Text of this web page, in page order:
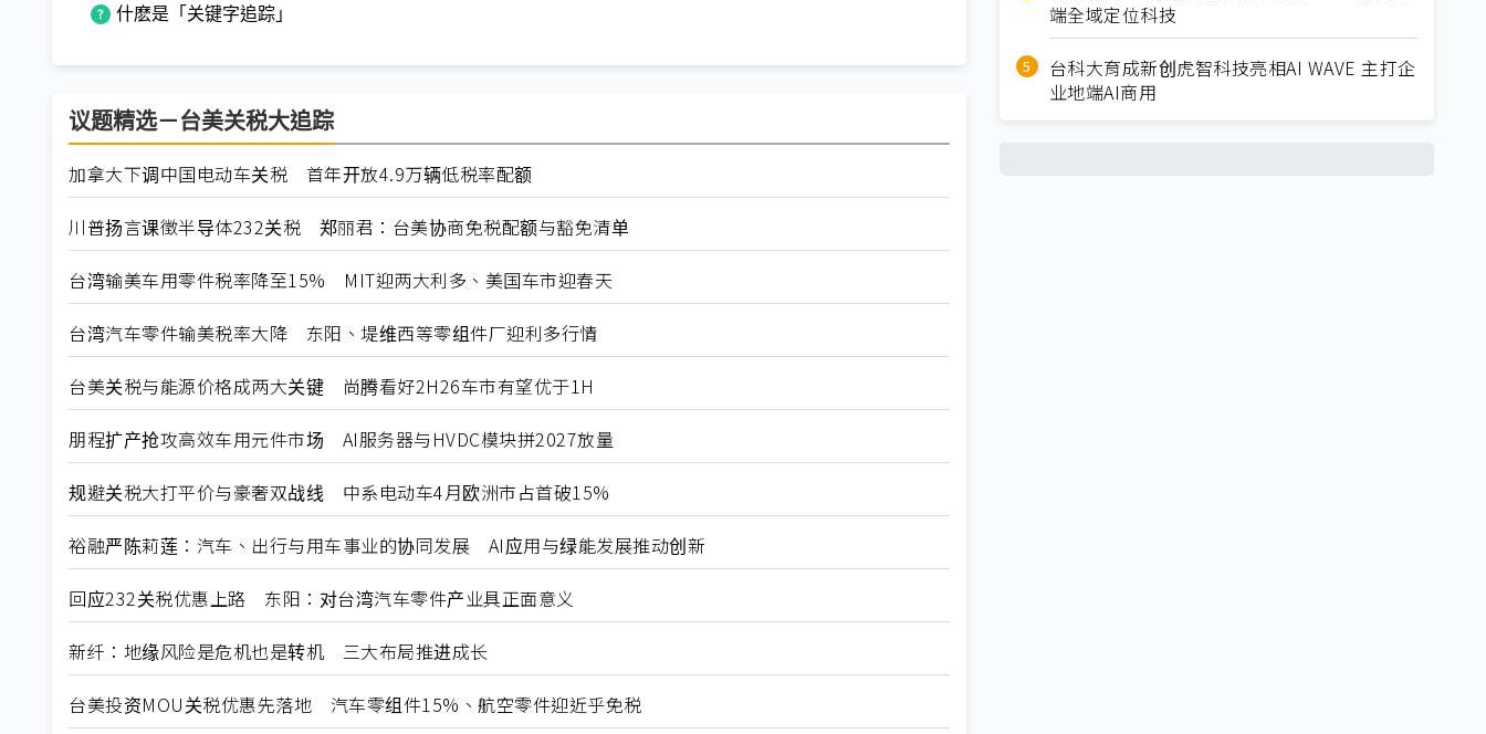
什麽是「关键字追踪」
议题精选－台美关税大追踪
加拿大下调中国电动车关税 首年开放4.9万辆低税率配额
川普扬言课徵半导体232关税 郑丽君：台美协商免税配额与豁免清单
台湾输美车用零件税率降至15% MIT迎两大利多、美国车市迎春天
台湾汽车零件输美税率大降 东阳、堤维西等零组件厂迎利多行情
台美关税与能源价格成两大关键 尚腾看好2H26车市有望优于1H
朋程扩产抢攻高效车用元件市场 AI服务器与HVDC模块拼2027放量
规避关税大打平价与豪奢双战线 中系电动车4月欧洲市占首破15%
裕融严陈莉莲：汽车、出行与用车事业的协同发展 AI应用与绿能发展推动创新
回应232关税优惠上路 东阳：对台湾汽车零件产业具正面意义
新纤：地缘风险是危机也是转机 三大布局推进成长
台美投资MOU关税优惠先落地 汽车零组件15%、航空零件迎近乎免税
端全域定位科技
台科大育成新创虎智科技亮相AI WAVE 主打企
业地端AI商用